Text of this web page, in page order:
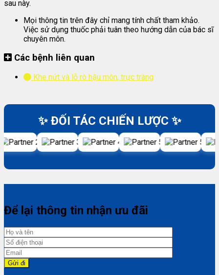
sau này.
Mọi thông tin trên đây chỉ mang tính chất tham khảo.
Việc sử dụng thuốc phải tuân theo hướng dẫn của bác sĩ
chuyên môn.
Các bệnh liên quan
Khe nứt và lỗ rò hậu môn, trực tràng
✨ ĐỐI TÁC CHIẾN LƯỢC ✨
Để lại thông tin nhận ưu đãi